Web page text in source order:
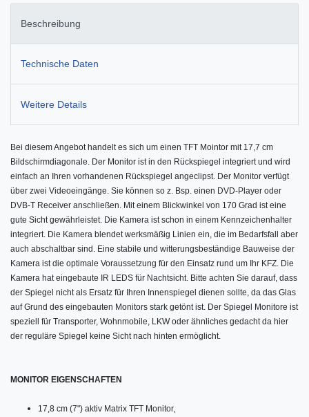
Beschreibung
Technische Daten
Weitere Details
Bei diesem Angebot handelt es sich um einen TFT Mointor mit 17,7 cm
Bildschirmdiagonale. Der Monitor ist in den Rückspiegel integriert und wird
einfach an Ihren vorhandenen Rückspiegel angeclipst. Der Monitor verfügt
über zwei Videoeingänge. Sie können so z. Bsp. einen DVD-Player oder
DVB-T Receiver anschließen. Mit einem Blickwinkel von 170 Grad ist eine
gute Sicht gewährleistet. Die Kamera ist schon in einem Kennzeichenhalter
integriert. Die Kamera blendet werksmäßig Linien ein, die im Bedarfsfall aber
auch abschaltbar sind. Eine stabile und witterungsbeständige Bauweise der
Kamera ist die optimale Voraussetzung für den Einsatz rund um Ihr KFZ. Die
Kamera hat eingebaute IR LEDS für Nachtsicht. Bitte achten Sie darauf, dass
der Spiegel nicht als Ersatz für Ihren Innenspiegel dienen sollte, da das Glas
auf Grund des eingebauten Monitors stark getönt ist. Der Spiegel Monitore ist
speziell für Transporter, Wohnmobile, LKW oder ähnliches gedacht da hier
der reguläre Spiegel keine Sicht nach hinten ermöglicht.
MONITOR EIGENSCHAFTEN
17,8 cm (7") aktiv Matrix TFT Monitor,